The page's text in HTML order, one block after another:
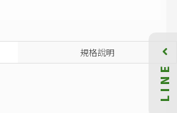
規格說明
LINE